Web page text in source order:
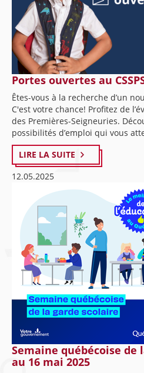
Portes ouvertes au
Êtes-vous à la recherche d’un
C'est votre chance! Profitez de
des Premières-Seigneuries.
possibilités d’emploi qui vous
LIRE LA SUITE
12.05.2025
Semaine québécoise de
au 16 mai 2025